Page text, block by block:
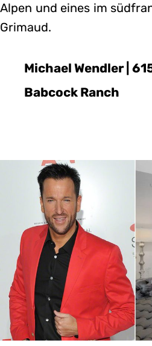
Alpen und eines im
Grimaud.
Michael Wendler |
Babcock Ranch